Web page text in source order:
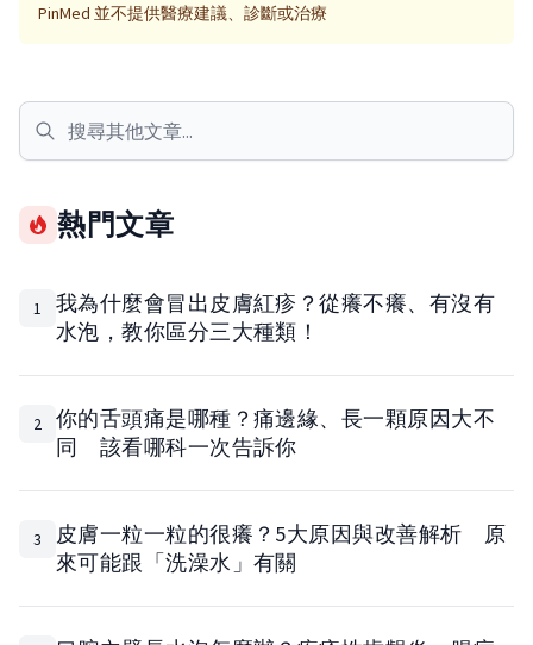
PinMed 並不提供醫療建議、診斷或治療
熱門文章
1
我為什麼會冒出皮膚紅疹？從癢不癢、有沒有
水泡，教你區分三大種類！
2
你的舌頭痛是哪種？痛邊緣、長一顆原因大不
同 該看哪科一次告訴你
3
皮膚一粒一粒的很癢？5大原因與改善解析 原
來可能跟「洗澡水」有關